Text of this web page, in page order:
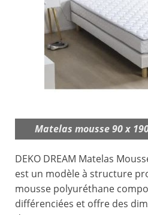
Matelas mousse 90 x
DEKO DREAM Matelas
est un modèle à structure
mousse polyuréthane
différenciées et offre des